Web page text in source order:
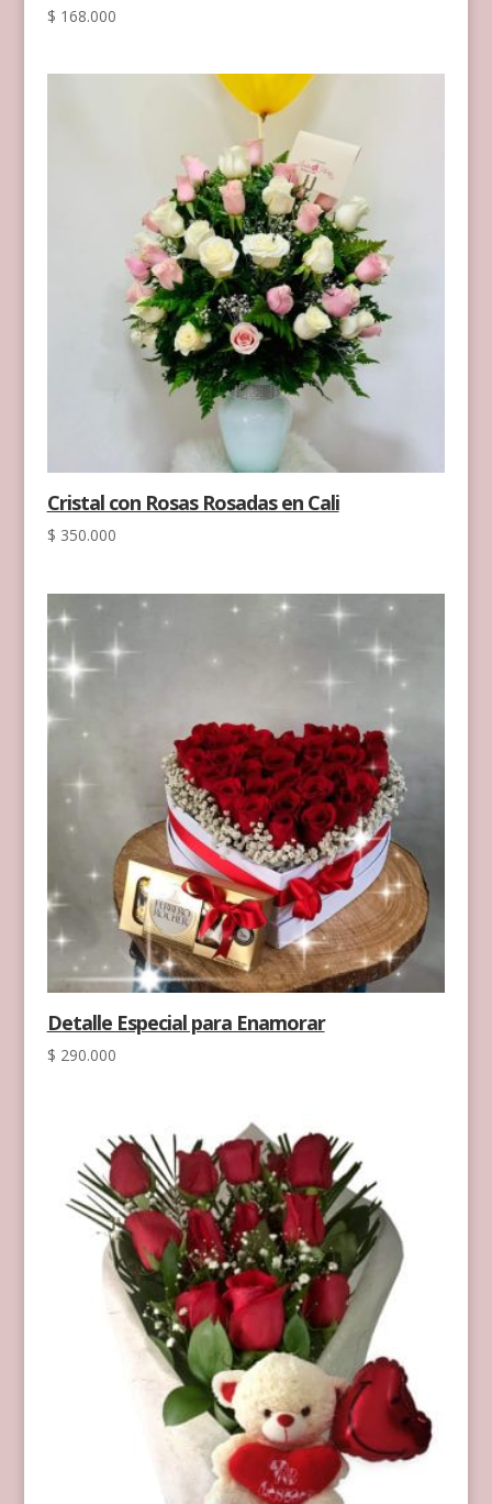
$ 168.000
Cristal con Rosas Rosadas en Cali
$ 350.000
Detalle Especial para Enamorar
$ 290.000